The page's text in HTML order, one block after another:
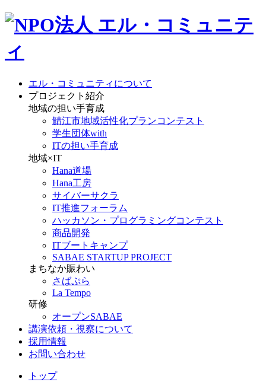
エル・コミュニティについて
プロジェクト紹介
地域の担い手育成
鯖江市地域活性化プランコンテスト
学生団体with
ITの担い手育成
地域×IT
Hana道場
Hana工房
サイバーサクラ
IT推進フォーラム
ハッカソン・プログラミングコンテスト
商品開発
ITブートキャンプ
SABAE STARTUP PROJECT
まちなか賑わい
さばぷら
La Tempo
研修
オープンSABAE
講演依頼・視察について
採用情報
お問い合わせ
トップ